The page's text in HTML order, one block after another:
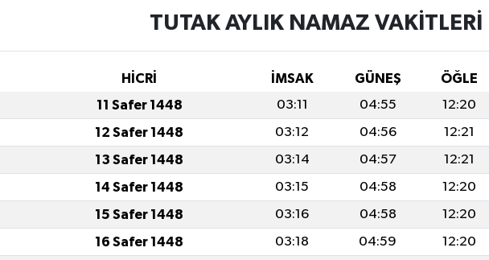
TUTAK AYLIK NAMAZ VAKITLERI
HİCRİ İMSAK GÜNEŞ ÖĞLE
11 Safer 1448 03:11 04:55 12:20
12 Safer 1448 03:12 04:56 12:21
13 Safer 1448 03:14 04:57 12:21
14 Safer 1448 03:15 04:58 12:20
15 Safer 1448 03:16 04:58 12:20
16 Safer 1448 03:18 04:59 12:20